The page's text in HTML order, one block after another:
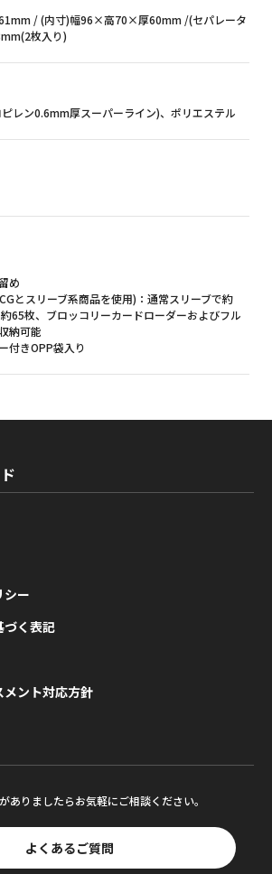
/ (内寸)幅96×高70×厚60mm /(セパレータ
枚入り)
レン0.6mm厚スーパーライン)、ポリエステル
め
とスリーブ系商品を使用)：通常スリーブで約
65枚、ブロッコリーカードローダーおよびフル
納可能
付きOPP袋入り
シー
づく表記
メント対応方針
ありましたらお気軽にご相談ください。
よくあるご質問